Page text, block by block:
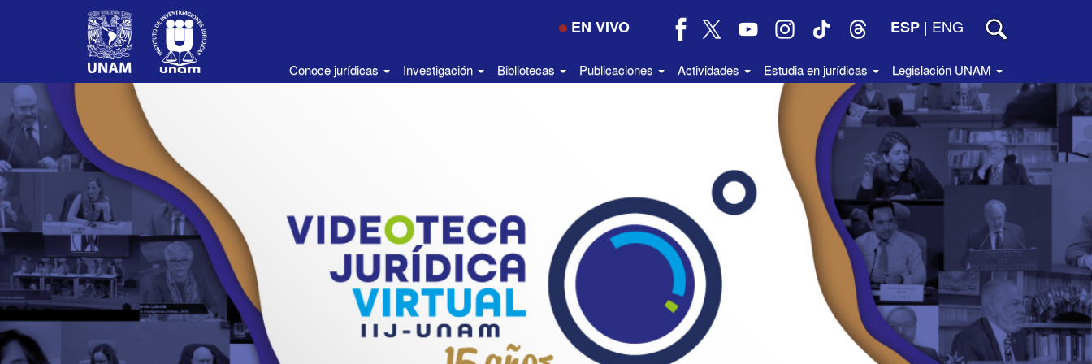
EN VIVO ESP | ENG
Conoce jurídicas Investigación Bibliotecas Publicaciones Actividades Estudia en jurídicas Legislación UNAM